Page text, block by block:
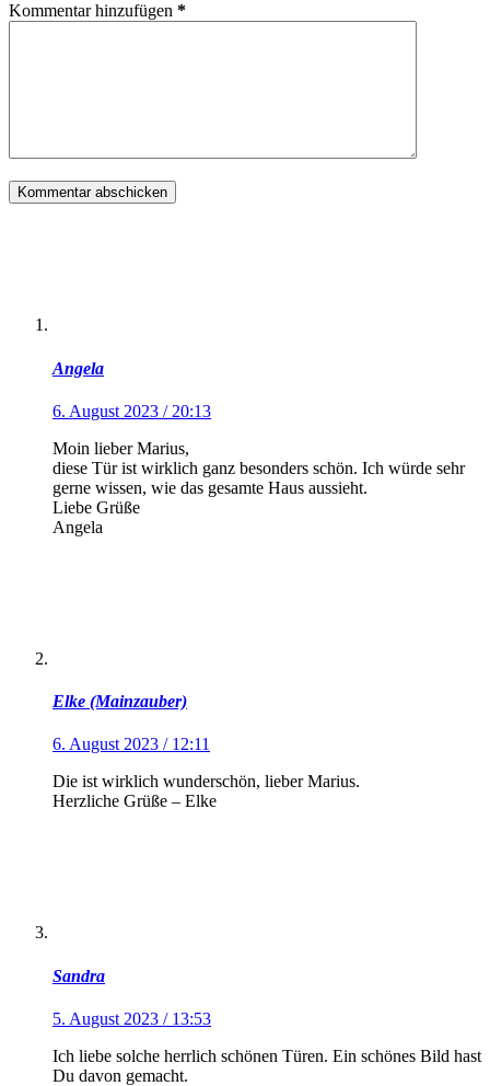
Kommentar hinzufügen *
Kommentar abschicken
Angela
6. August 2023 / 20:13
Moin lieber Marius,
diese Tür ist wirklich ganz besonders schön. Ich würde sehr
gerne wissen, wie das gesamte Haus aussieht.
Liebe Grüße
Angela
Elke (Mainzauber)
6. August 2023 / 12:11
Die ist wirklich wunderschön, lieber Marius.
Herzliche Grüße – Elke
Sandra
5. August 2023 / 13:53
Ich liebe solche herrlich schönen Türen. Ein schönes Bild hast
Du davon gemacht.